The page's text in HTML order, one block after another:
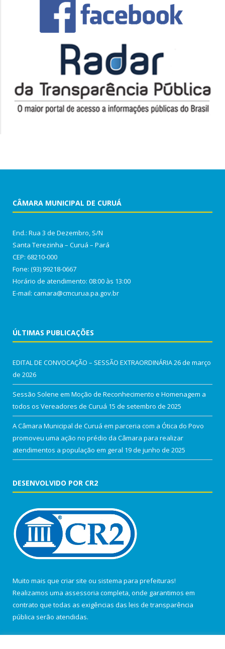
CÂMARA MUNICIPAL DE CURUÁ
End.: Rua 3 de Dezembro, S/N
Santa Terezinha – Curuá – Pará
CEP: 68210-000
Fone: (93) 99218-0667
Horário de atendimento: 08:00 às 13:00
E-mail: camara@cmcurua.pa.gov.br
ÚLTIMAS PUBLICAÇÕES
EDITAL DE CONVOCAÇÃO – SESSÃO EXTRAORDINÁRIA26 de março
de 2026
Sessão Solene em Moção de Reconhecimento e Homenagem a
todos os Vereadores de Curuá 15 de setembro de 2025
A Câmara Municipal de Curuá em parceria com a Ótica do Povo
promoveu uma ação no prédio da Câmara para realizar
atendimentos a população em geral 19 de junho de 2025
DESENVOLVIDO POR CR2
Muito mais que criar site ou sistema para prefeituras!
Realizamos uma assessoria completa, onde garantimos em
contrato que todas as exigências das leis de transparência
pública serão atendidas.